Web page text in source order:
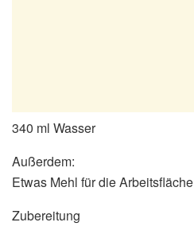
340 ml Wasser
Außerdem:
Etwas Mehl für die Arbeitsfläche
Zubereitung